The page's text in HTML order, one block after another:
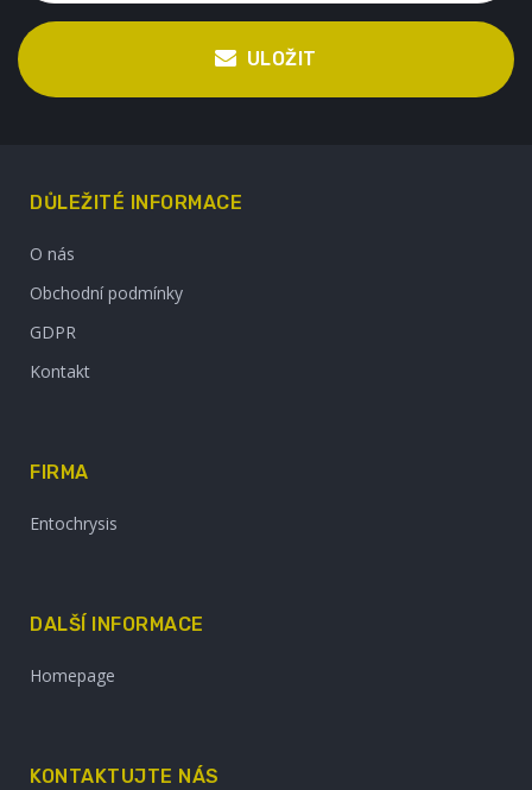
ULOŽIT
DŮLEŽITÉ INFORMACE
O nás
Obchodní podmínky
GDPR
Kontakt
FIRMA
Entochrysis
DALŠÍ INFORMACE
Homepage
KONTAKTUJTE NÁS